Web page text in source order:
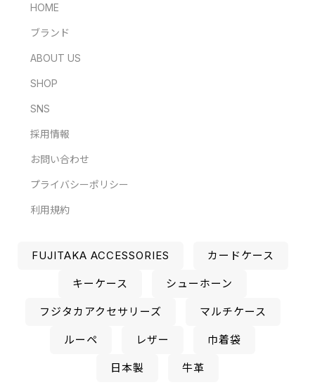
HOME
ブランド
ABOUT US
SHOP
SNS
採用情報
お問い合わせ
プライバシーポリシー
利用規約
FUJITAKA ACCESSORIES カードケース
キーケース シューホーン
フジタカアクセサリーズ マルチケース
ルーペ レザー 巾着袋
日本製 牛革